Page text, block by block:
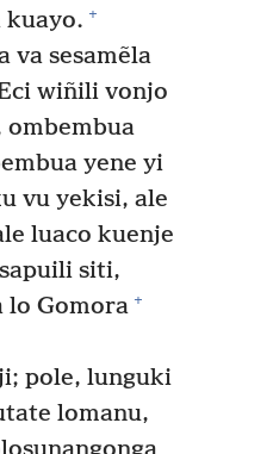
kuayo. +
va sesamẽla
wiñili vonjo
ombembua
yene yi
vu yekisi, ale
luaco kuenje
siti,
lo Gomora +
pole, lunguki
lomanu,